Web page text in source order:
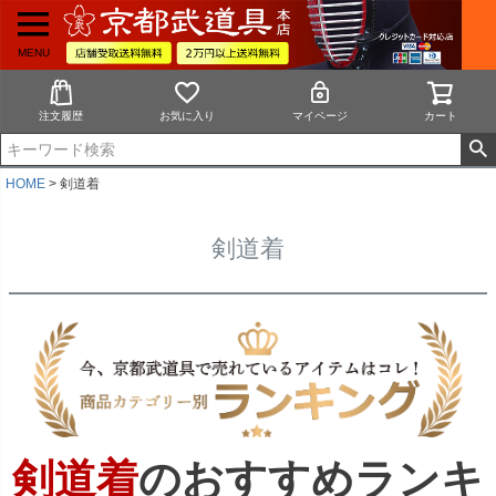
MENU
注文履歴 お気に入り マイページ カート
HOME 剣道着
剣道着
剣道着のおすすめランキ